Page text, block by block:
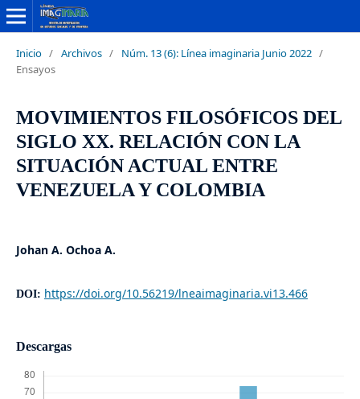
Inicio / Archivos / Núm. 13 (6): Línea imaginaria Junio 2022 /
Ensayos
MOVIMIENTOS FILOSÓFICOS DEL
SIGLO XX. RELACIÓN CON LA
SITUACIÓN ACTUAL ENTRE
VENEZUELA Y COLOMBIA
Johan A. Ochoa A.
DOI: https://doi.org/10.56219/lneaimaginaria.vi13.466
Descargas